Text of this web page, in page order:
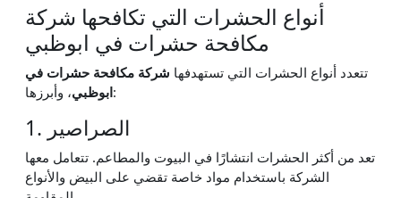
أنواع الحشرات التي تكافحها شركة
مكافحة حشرات في ابوظبي
تتعدد أنواع الحشرات التي تستهدفها شركة مكافحة حشرات في
ابوظبي، وأبرزها:
1. الصراصير
تعد من أكثر الحشرات انتشارًا في البيوت والمطاعم. تتعامل معها
الشركة باستخدام مواد خاصة تقضي على البيض والأنواع